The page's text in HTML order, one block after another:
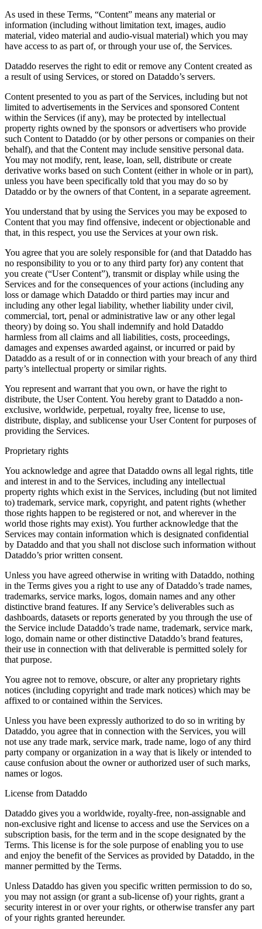
As used in these Terms, “Content” means any material or
information (including without limitation text, images, audio
material, video material and audio-visual material) which you may
have access to as part of, or through your use of, the Services.
Dataddo reserves the right to edit or remove any Content created as
a result of using Services, or stored on Dataddo’s servers.
Content presented to you as part of the Services, including but not
limited to advertisements in the Services and sponsored Content
within the Services (if any), may be protected by intellectual
property rights owned by the sponsors or advertisers who provide
such Content to Dataddo (or by other persons or companies on their
behalf), and that the Content may include sensitive personal data.
You may not modify, rent, lease, loan, sell, distribute or create
derivative works based on such Content (either in whole or in part),
unless you have been specifically told that you may do so by
Dataddo or by the owners of that Content, in a separate agreement.
You understand that by using the Services you may be exposed to
Content that you may find offensive, indecent or objectionable and
that, in this respect, you use the Services at your own risk.
You agree that you are solely responsible for (and that Dataddo has
no responsibility to you or to any third party for) any content that
you create (“User Content”), transmit or display while using the
Services and for the consequences of your actions (including any
loss or damage which Dataddo or third parties may incur and
including any other legal liability, whether liability under civil,
commercial, tort, penal or administrative law or any other legal
theory) by doing so. You shall indemnify and hold Dataddo
harmless from all claims and all liabilities, costs, proceedings,
damages and expenses awarded against, or incurred or paid by
Dataddo as a result of or in connection with your breach of any third
party’s intellectual property or similar rights.
You represent and warrant that you own, or have the right to
distribute, the User Content. You hereby grant to Dataddo a non-
exclusive, worldwide, perpetual, royalty free, license to use,
distribute, display, and sublicense your User Content for purposes of
providing the Services.
Proprietary rights
You acknowledge and agree that Dataddo owns all legal rights, title
and interest in and to the Services, including any intellectual
property rights which exist in the Services, including (but not limited
to) trademark, service mark, copyright, and patent rights (whether
those rights happen to be registered or not, and wherever in the
world those rights may exist). You further acknowledge that the
Services may contain information which is designated confidential
by Dataddo and that you shall not disclose such information without
Dataddo’s prior written consent.
Unless you have agreed otherwise in writing with Dataddo, nothing
in the Terms gives you a right to use any of Dataddo’s trade names,
trademarks, service marks, logos, domain names and any other
distinctive brand features. If any Service’s deliverables such as
dashboards, datasets or reports generated by you through the use of
the Service include Dataddo’s trade name, trademark, service mark,
logo, domain name or other distinctive Dataddo’s brand features,
their use in connection with that deliverable is permitted solely for
that purpose.
You agree not to remove, obscure, or alter any proprietary rights
notices (including copyright and trade mark notices) which may be
affixed to or contained within the Services.
Unless you have been expressly authorized to do so in writing by
Dataddo, you agree that in connection with the Services, you will
not use any trade mark, service mark, trade name, logo of any third
party company or organization in a way that is likely or intended to
cause confusion about the owner or authorized user of such marks,
names or logos.
License from Dataddo
Dataddo gives you a worldwide, royalty-free, non-assignable and
non-exclusive right and license to access and use the Services on a
subscription basis, for the term and in the scope designated by the
Terms. This license is for the sole purpose of enabling you to use
and enjoy the benefit of the Services as provided by Dataddo, in the
manner permitted by the Terms.
Unless Dataddo has given you specific written permission to do so,
you may not assign (or grant a sub-license of) your rights, grant a
security interest in or over your rights, or otherwise transfer any part
of your rights granted hereunder.